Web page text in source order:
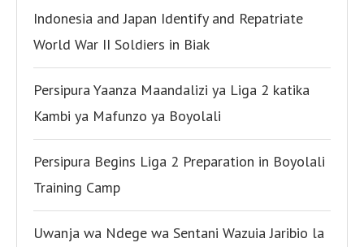
Indonesia and Japan Identify and Repatriate
World War II Soldiers in Biak
Persipura Yaanza Maandalizi ya Liga 2 katika
Kambi ya Mafunzo ya Boyolali
Persipura Begins Liga 2 Preparation in Boyolali
Training Camp
Uwanja wa Ndege wa Sentani Wazuia Jaribio la